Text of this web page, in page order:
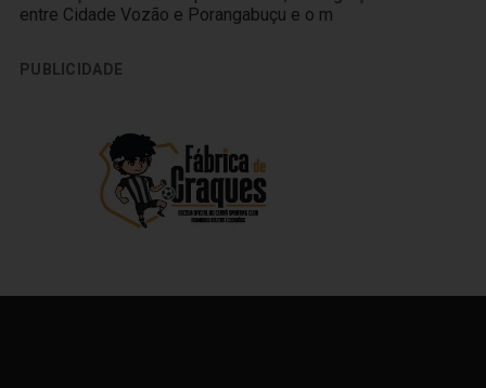
entre Cidade Vozão e Porangabuçu e o m
PUBLICIDADE